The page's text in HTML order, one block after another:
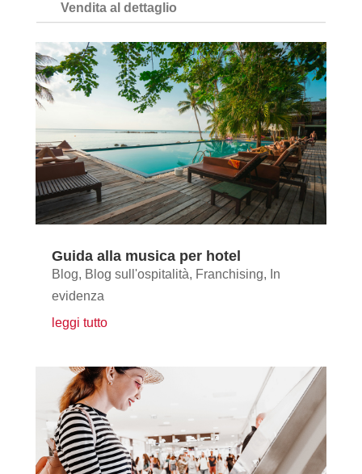
Vendita al dettaglio
Guida alla musica per hotel
Blog, Blog sull'ospitalità, Franchising, In
evidenza
leggi tutto